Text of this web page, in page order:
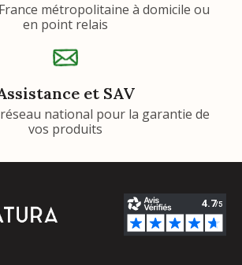
métropolitaine à domicile ou
en point relais
et SAV
national pour la garantie de
vos produits